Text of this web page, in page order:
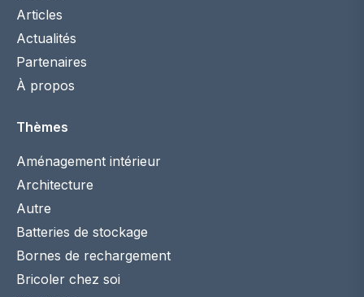
Articles
Actualités
Partenaires
À propos
Thèmes
Aménagement intérieur
Architecture
Autre
Batteries de stockage
Bornes de rechargement
Bricoler chez soi